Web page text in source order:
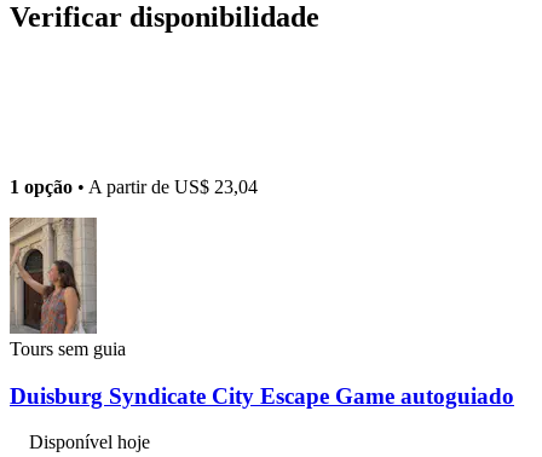
Verificar disponibilidade
1 opção • A partir de US$ 23,04
Tours sem guia
Duisburg Syndicate City Escape Game autoguiado
Disponível hoje